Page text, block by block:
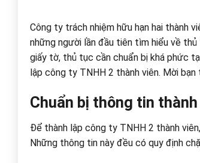
Công ty trách nhiệm hữu hạn hai thành
những người lần đầu tiên tìm hiểu về
giấy tờ, thủ tục cần chuẩn bị khá phức
lập công ty TNHH 2 thành viên. Mời
Chuẩn bị thông tin
Để thành lập công ty TNHH 2 thành
Những thông tin này đều có quy định